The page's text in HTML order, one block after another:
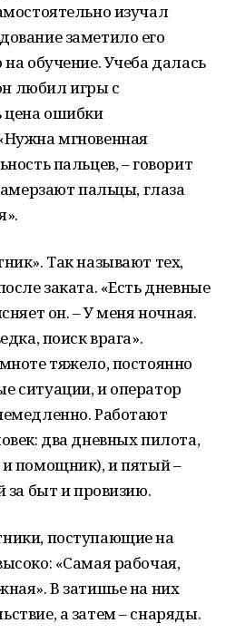
изучал
заметило его
обучение. Учеба далась
любил игры с
цена ошибки
мгновенная
пальцев, – говорит
пальцы, глаза
Так называют тех,
заката. «Есть дневные
он. – У меня ночная.
поиск врага».
тяжело, постоянно
ситуации, и оператор
Работают
два дневных пилота,
помощник), и пятый –
за быт и провизию.
поступающие на
«Самая рабочая,
В затишье на них
а затем – снаряды.